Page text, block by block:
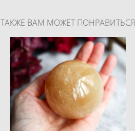
ТАКЖЕ ВАМ МОЖЕТ ПОНРАВИТЬСЯ